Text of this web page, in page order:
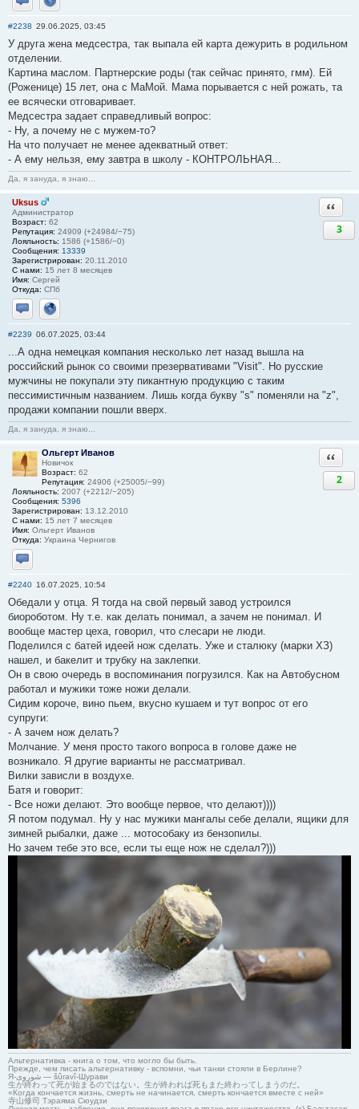
Отправить личное сообщение
Сайт
#2238 29.06.2025, 03:45
У друга жена медсестра, так выпала ей карта дежурить в родильном
отделении.
Картина маслом. Партнерские роды (так сейчас принято, гмм). Ей
(Роженице) 15 лет, она с МаМой. Мама порывается с ней рожать, та
ее всячески отговаривает.
Медсестра задает справедливый вопрос:
- Ну, а почему не с мужем-то?
На что получает не менее адекватный ответ:
- А ему нельзя, ему завтра в школу - КОНТРОЛЬНАЯ...
Да, я зануда, я знаю...
Uksus
Администратор
Возраст: 62
Репутация: 24909 (+24984/−75)
Лояльность: 1586 (+1586/−0)
Сообщения: 13339
Зарегистрирован: 20.11.2010
С нами: 15 лет 8 месяцев
Имя: Сергей
Откуда: СПб
Отправить личное сообщение
Сайт
3
#2239 06.07.2025, 03:44
...А одна немецкая компания несколько лет назад вышла на
российский рынок со своими презервативами "Visit". Но русские
мужчины не покупали эту пикантную продукцию с таким
пессимистичным названием. Лишь когда букву "s" поменяли на "z",
продажи компании пошли вверх.
Да, я зануда, я знаю...
Ольгерт Иванов
Новичок
Возраст: 62
Репутация: 24906 (+25005/−99)
Лояльность: 2007 (+2212/−205)
Сообщения: 5396
Зарегистрирован: 13.12.2010
С нами: 15 лет 7 месяцев
Имя: Ольгерт Иванов
Откуда: Украина Чернигов
Отправить личное сообщение
2
#2240 16.07.2025, 10:54
Обедали у отца. Я тогда на свой первый завод устроился
биороботом. Ну т.е. как делать понимал, а зачем не понимал. И
вообще мастер цеха, говорил, что слесари не люди.
Поделился с батей идеей нож сделать. Уже и сталюку (марки ХЗ)
нашел, и бакелит и трубку на заклепки.
Он в свою очередь в воспоминания погрузился. Как на Автобусном
работал и мужики тоже ножи делали.
Сидим короче, вино пьем, вкусно кушаем и тут вопрос от его
супруги:
- А зачем нож делать?
Молчание. У меня просто такого вопроса в голове даже не
возникало. Я другие варианты не рассматривал.
Вилки зависли в воздухе.
Батя и говорит:
- Все ножи делают. Это вообще первое, что делают))))
Я потом подумал. Ну у нас мужики мангалы себе делали, ящики для
зимней рыбалки, даже ... мотособаку из бензопилы.
Но зачем тебе это все, если ты еще нож не сделал?)))
Альтернативка - книга о том, что могло бы быть.
Прежде, чем писать альтернативку - вспомни, чьи танки стояли в Берлине?
Я-شوروی — šûravî-Шурави
生が終わって死が始まるのではない。生が終われば死もまた終わってしまうのだ。
«Когда кончается жизнь, смерть не начинается, смерть кончается вместе с ней»
寺山修司 Тэраяма Сюудзи